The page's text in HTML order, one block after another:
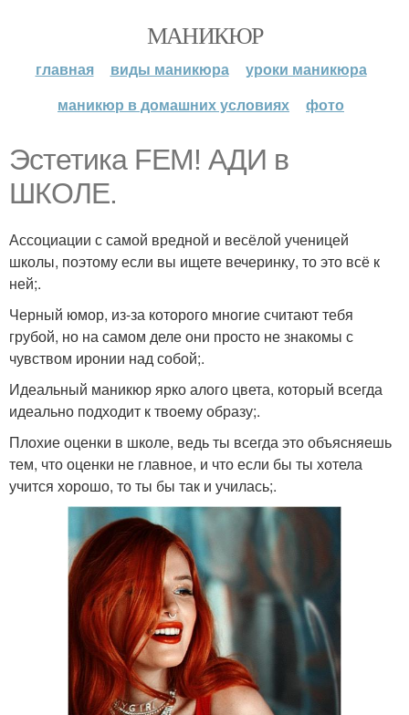
МАНИКЮР
главная виды маникюра
уроки маникюра
маникюр в домашних условиях
фото
Эстетика FEM! АДИ в
ШКОЛЕ.
Ассоциации с самой вредной и весёлой ученицей
школы, поэтому если вы ищете вечеринку, то это всё к
ней;.
Черный юмор, из-за которого многие считают тебя
грубой, но на самом деле они просто не знакомы с
чувством иронии над собой;.
Идеальный маникюр ярко алого цвета, который всегда
идеально подходит к твоему образу;.
Плохие оценки в школе, ведь ты всегда это объясняешь
тем, что оценки не главное, и что если бы ты хотела
учится хорошо, то ты бы так и училась;.